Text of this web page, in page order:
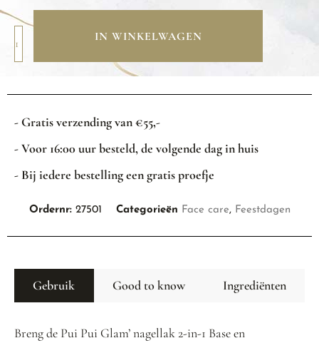
IN WINKELWAGEN
- Gratis verzending van €55,-
- Voor 16:00 uur besteld, de volgende dag in huis
- Bij iedere bestelling een gratis proefje
Ordernr: 27501 Categorieën Face care, Feestdagen
Gebruik Good to know Ingrediënten
Breng de Pui Pui Glam’ nagellak 2-in-1 Base en